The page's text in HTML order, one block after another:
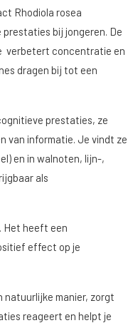
Rhodiola rosea
bij jongeren. De
verbetert concentratie en
dragen bij tot een
prestaties, ze
van informatie. Je vindt ze
en in walnoten, lijn-,
als
Het heeft een
effect op je
natuurlijke manier, zorgt
reageert en helpt je